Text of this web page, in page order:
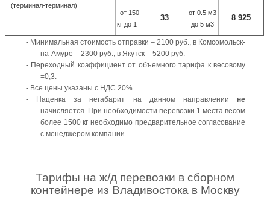
(терминал-терминал)
от 150
кг до 1 т
33
от 0.5 м3
до 5 м3
8 925
- Минимальная стоимость отправки – 2100 руб., в Комсомольск-
на-Амуре – 2300 руб., в Якутск – 5200 руб.
- Переходный коэффициент от объемного тарифа квесовому
=0,3.
- Все цены указаны с НДС 20%
- Наценка за негабарит на данном направлениине
начисляется. При необходимости перевозки 1 места весом
более 1500 кг необходимо предварительное согласование
с менеджером компании
Тарифы на ж/д перевозки в сборном
контейнере из Владивостока в Москву